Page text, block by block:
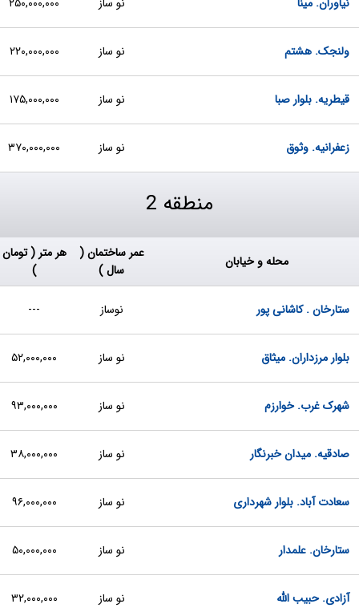
ولنجک. هشتم نو ساز ۲۲۰,۰۰۰,۰۰۰
قیطریه. بلوار صبا نو ساز ۱۷۵,۰۰۰,۰۰۰
زعفرانیه. وثوق نو ساز ۳۷۰,۰۰۰,۰۰۰
منطقه 2
محله و خیابان
عمر ساختمان (
سال )
هر متر ( تومان
)
ستارخان . كاشانی پور نوساز ---
بلوار مرزداران. میثاق نو ساز ۵۲,۰۰۰,۰۰۰
شهرک غرب. خوارزم نو ساز ۹۳,۰۰۰,۰۰۰
صادقیه. میدان خبرنگار نو ساز ۳۸,۰۰۰,۰۰۰
سعادت آباد. بلوار شهرداری نو ساز ۹۶,۰۰۰,۰۰۰
ستارخان. علمدار نو ساز ۵۰,۰۰۰,۰۰۰
آزادی. حبیب الله نو ساز ۳۲,۰۰۰,۰۰۰